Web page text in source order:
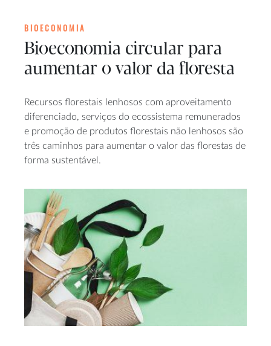
BIOECONOMIA
Bioeconomia circular para
aumentar o valor da floresta
Recursos florestais lenhosos com aproveitamento
diferenciado, serviços do ecossistema remunerados
e promoção de produtos florestais não lenhosos são
três caminhos para aumentar o valor das florestas de
forma sustentável.